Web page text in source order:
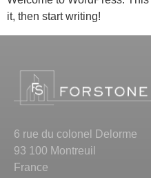
it, then start writing!
6 rue du colonel Delorme
93 100 Montreuil
France